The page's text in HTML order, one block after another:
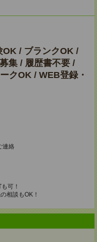
OK / ブランクOK /
集 / 履歴書不要 /
クOK / WEB登録・
連絡
可！
相談もOK！